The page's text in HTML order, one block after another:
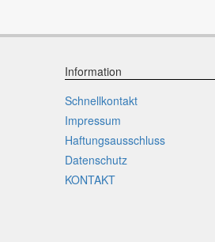
Information
Schnellkontakt
Impressum
Haftungsausschluss
Datenschutz
KONTAKT